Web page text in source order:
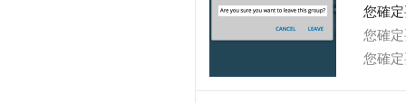
您確
您確
您確